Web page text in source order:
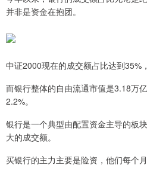
并非是资金在抱团。
中证2000现在的成交额占比达到35%
而银行整体的自由流通市值是3.18万
2.2%。
银行是一个典型由配置资金主导的板
大的成交额。
买银行的主力主要是险资，他们每个